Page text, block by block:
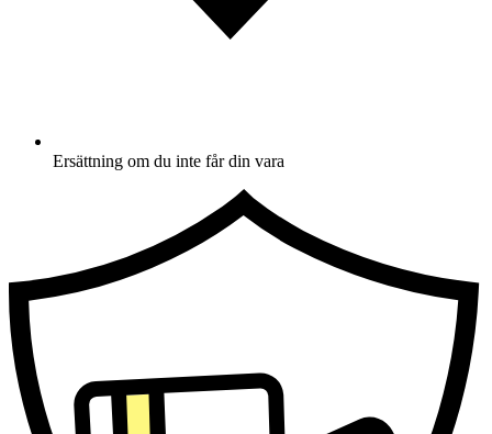
Ersättning om du inte får din vara